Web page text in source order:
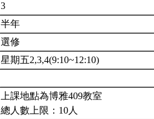
3
半年
選修
星期五2,3,4(9:10~12:10)
上課地點為博雅409教室
總人數上限：10人